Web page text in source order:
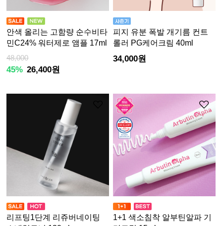
안색 올리는 고함량 순수비타
민C24% 워터제로 앰플 17ml
48,000
45% 26,400원
피지 유분 폭발 개기름 컨트
롤러 PG케어크림 40ml
34,000원
리프팅1단계 리쥬버네이팅
1+1 색소침착 알부틴알파 기